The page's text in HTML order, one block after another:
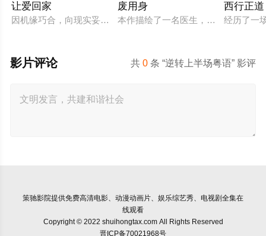
让爱回家
因机缘巧合，向现实妥协的导演朱达仁萌生拍一部《河南人在
废用身
本作描绘了一名医生，因一种围绕“
西行正道
经历了一
共0 条 “逆转上半场粤语” 影评
影片评论
策驰影院提供免费高清电影、动漫动画片、娱乐综艺秀、电视剧全集在
线观看
Copyright © 2022 shuihongtax.com All Rights Reserved
晋ICP备70021968号